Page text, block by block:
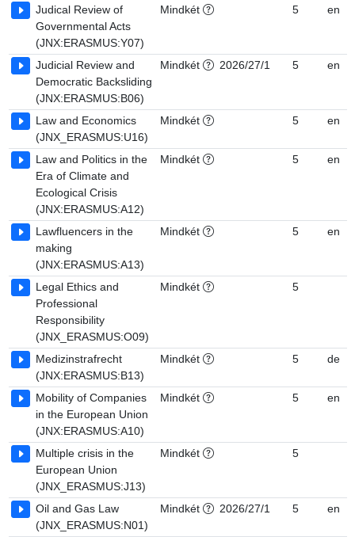
Judical Review of
Governmental Acts
(JNX:ERASMUS:Y07)
Mindkét 5 en
Judicial Review and
Democratic Backsliding
(JNX:ERASMUS:B06)
Mindkét 2026/27/1 5 en
Law and Economics
(JNX_ERASMUS:U16)
Mindkét 5 en
Law and Politics in the
Era of Climate and
Ecological Crisis
(JNX:ERASMUS:A12)
Mindkét 5 en
Lawfluencers in the
making
(JNX:ERASMUS:A13)
Mindkét 5 en
Legal Ethics and
Professional
Responsibility
(JNX_ERASMUS:O09)
Mindkét 5
Medizinstrafrecht
(JNX:ERASMUS:B13)
Mindkét 5 de
Mobility of Companies
in the European Union
(JNX:ERASMUS:A10)
Mindkét 5 en
Multiple crisis in the
European Union
(JNX_ERASMUS:J13)
Mindkét 5
Oil and Gas Law
(JNX_ERASMUS:N01)
Mindkét 2026/27/1 5 en